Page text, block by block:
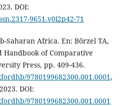
DOI:
9651.v0i2p42-71
Saharan Africa. En: Börzel TA,
Handbook of Comparative
Press, pp. 409-436.
9780199682300.001.0001,
DOI:
9780199682300.001.0001